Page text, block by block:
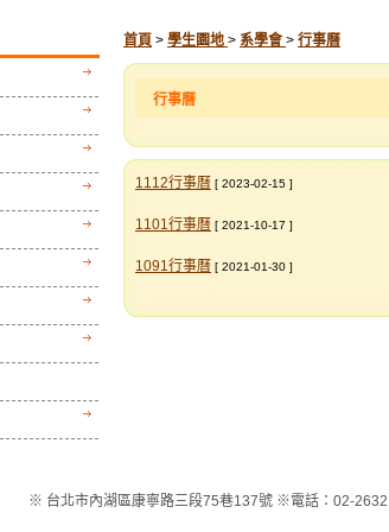
首頁 > 學生園地 > 系學會> 行事曆
行事曆
1112行事曆 [ 2023-02-15 ]
1101行事曆 [ 2021-10-17 ]
1091行事曆 [ 2021-01-30 ]
※ 台北市內湖區康寧路三段75巷137號 ※電話：02-